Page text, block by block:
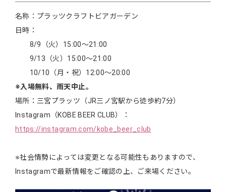
名称：プラッツクラフトビアガーデン
日時：
8/9（火）15:00〜21:00
9/13（火）15:00〜21:00
10/10（月・祝）12:00〜20:00
※入場無料、雨天中止。
場所：三宮プラッツ（JR三ノ宮駅から徒歩約7分）
Instagram（KOBE BEER CLUB）：
https://instagram.com/kobe_beer_club
※社会情勢によっては変更となる可能性もありますので、
Instagramで最新情報をご確認の上、ご来場ください。